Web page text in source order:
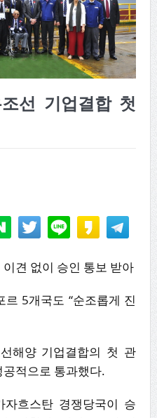
선 기업결합 첫
견 없이 승인 통보 받아
5개국도 “순조롭게 진
해양 기업결합의 첫 관
적으로 통과했다.
자흐스탄 경쟁당국이 승